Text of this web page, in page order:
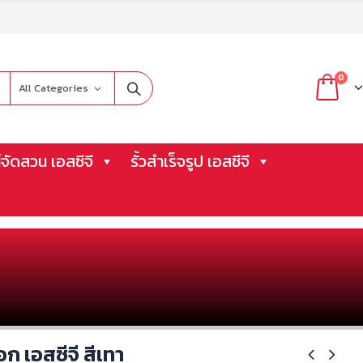
All Categories
0
ดสวน เอสซีจี
รั้วสำเร็จรูป เอสซีจี
เอสซีจี สีเทา